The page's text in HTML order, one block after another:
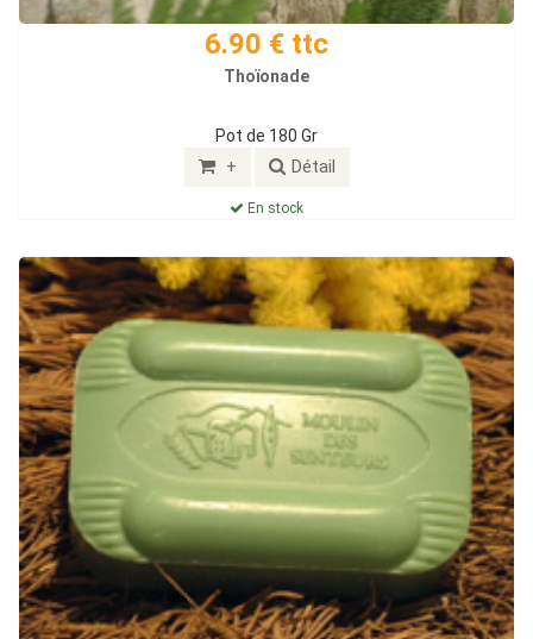
6.90 € ttc
Thoïonade
Pot de 180 Gr
+ Détail
En stock